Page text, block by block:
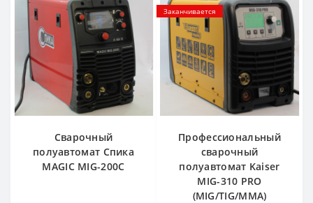
Сварочный
полуавтомат Спика
MAGIC MIG-200C
Заканчивается
Профессиональный
сварочный
полуавтомат Kaiser
MIG-310 PRO
(MIG/TIG/MMA)